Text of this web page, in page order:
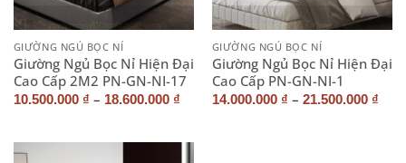
GIƯỜNG NGỦ BỌC NỈ
Giường Ngủ Bọc Nỉ Hiện Đại
Cao Cấp 2M2 PN-GN-NI-17
10.500.000 ₫ – 18.600.000 ₫
GIƯỜNG NGỦ BỌC NỈ
Giường Ngủ Bọc Nỉ Hiện Đại
Cao Cấp PN-GN-NI-1
14.000.000 ₫ – 21.500.000 ₫